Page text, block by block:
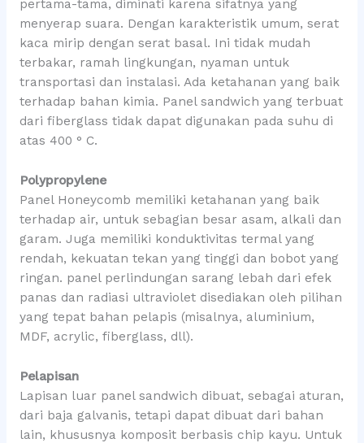
pertama-tama, diminati karena sifatnya yang
menyerap suara. Dengan karakteristik umum, serat
kaca mirip dengan serat basal. Ini tidak mudah
terbakar, ramah lingkungan, nyaman untuk
transportasi dan instalasi. Ada ketahanan yang baik
terhadap bahan kimia. Panel sandwich yang terbuat
dari fiberglass tidak dapat digunakan pada suhu di
atas 400 ° C.
Polypropylene
Panel Honeycomb memiliki ketahanan yang baik
terhadap air, untuk sebagian besar asam, alkali dan
garam. Juga memiliki konduktivitas termal yang
rendah, kekuatan tekan yang tinggi dan bobot yang
ringan. panel perlindungan sarang lebah dari efek
panas dan radiasi ultraviolet disediakan oleh pilihan
yang tepat bahan pelapis (misalnya, aluminium,
MDF, acrylic, fiberglass, dll).
Pelapisan
Lapisan luar panel sandwich dibuat, sebagai aturan,
dari baja galvanis, tetapi dapat dibuat dari bahan
lain, khususnya komposit berbasis chip kayu. Untuk